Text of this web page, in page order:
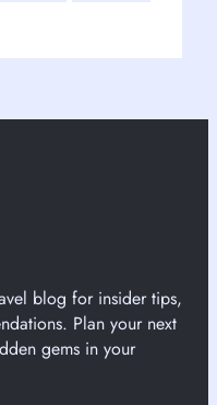
blog for insider tips,
Plan your next
gems in your